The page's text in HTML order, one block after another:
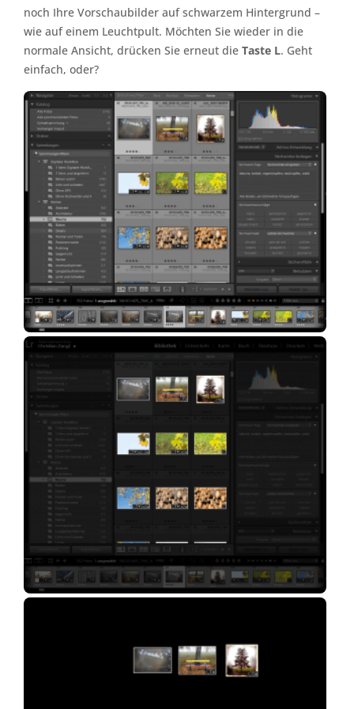
noch Ihre Vorschaubilder auf schwarzem Hintergrund –
wie auf einem Leuchtpult. Möchten Sie wieder in die
normale Ansicht, drücken Sie erneut die Taste L. Geht
einfach, oder?